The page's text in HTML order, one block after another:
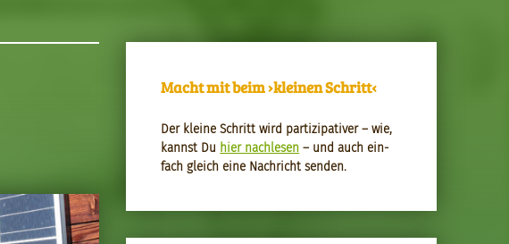
Macht mit beim ›kleinen Schritt‹
Der kleine Schritt wird par­tizipa­tiv­er – wie,
kannst Du hier nach­le­sen – und auch ein­
fach gle­ich eine Nachricht senden.